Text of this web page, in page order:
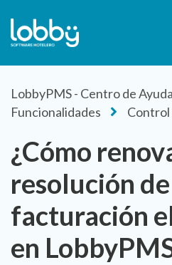
LobbyPMS - Centro de Ayuda
Funcionalidades
Control
¿Cómo
resolución de
facturación
en